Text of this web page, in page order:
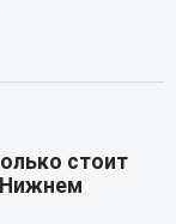
стоит
Нижнем